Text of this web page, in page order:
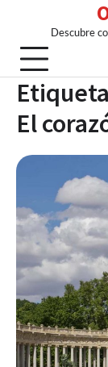
content
Descubre
El